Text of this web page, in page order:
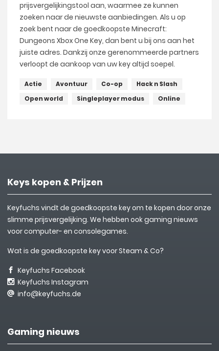
prijsvergelijkingstool aan, waarmee ze kunnen
zoeken naar de nieuwste aanbiedingen. Als u op
zoek bent naar de goedkoopste Minecraft:
Dungeons Xbox One Key, dan bent u bij ons aan het
juiste adres. Dankzij onze gerenommeerde partners
verloopt de aankoop van uw key altijd soepel.
Actie Avontuur Co-op
Hack n Slash
Open world
Singleplayer modus Online
Keys kopen & Prijzen
Keyfuchs vindt de goedkoopste key om te kopen door onze
slimme prijsvergelijking. We hebben ook gaming nieuws
voor computer- en consolegames.
Wat is de goedkoopste key voor Steam & Co?
Keyfuchs Facebook
Keyfuchs Instagram
info@keyfuchs.de
Gaming nieuws